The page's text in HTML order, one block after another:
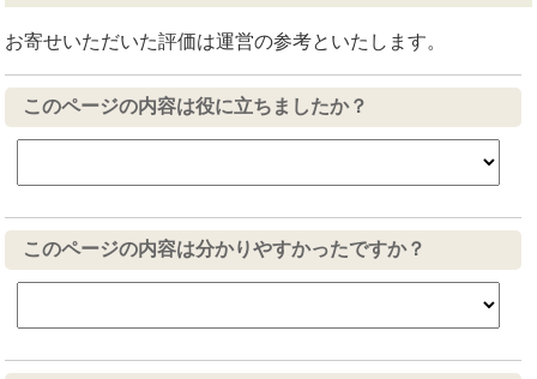
お寄せいただいた評価は運営の参考といたします。
このページの内容は役に立ちましたか？
このページの内容は分かりやすかったですか？